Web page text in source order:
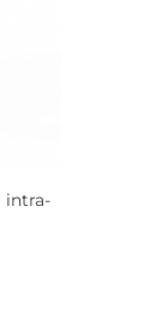
intra-